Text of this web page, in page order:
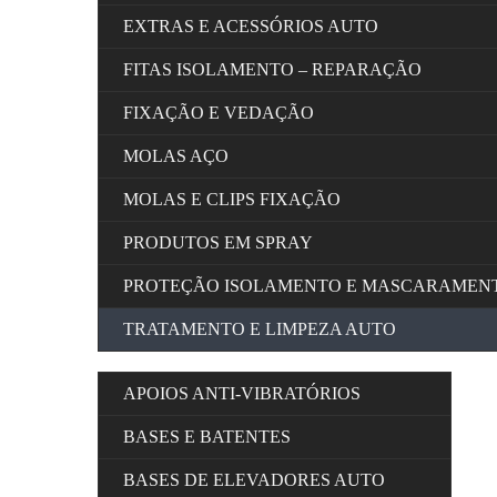
EXTRAS E ACESSÓRIOS AUTO
FITAS ISOLAMENTO – REPARAÇÃO
FIXAÇÃO E VEDAÇÃO
MOLAS AÇO
MOLAS E CLIPS FIXAÇÃO
PRODUTOS EM SPRAY
PROTEÇÃO ISOLAMENTO E
TRATAMENTO E LIMPEZA AUTO
APOIOS ANTI-VIBRATÓRIOS
BASES E BATENTES
BASES DE ELEVADORES AUTO